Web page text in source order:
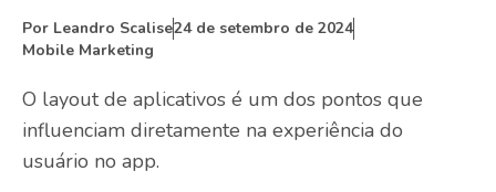
Por Leandro Scalise24 de setembro de 2024
Mobile Marketing
O layout de aplicativos é um dos pontos que
influenciam diretamente na experiência do
usuário no app.